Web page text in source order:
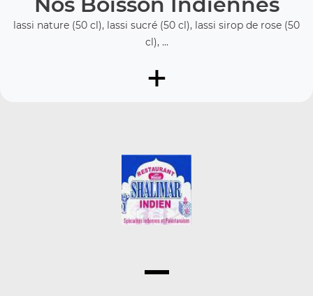
lassi nature (50 cl), lassi sucré (50 cl), lassi sirop de rose (50
cl), ...
+